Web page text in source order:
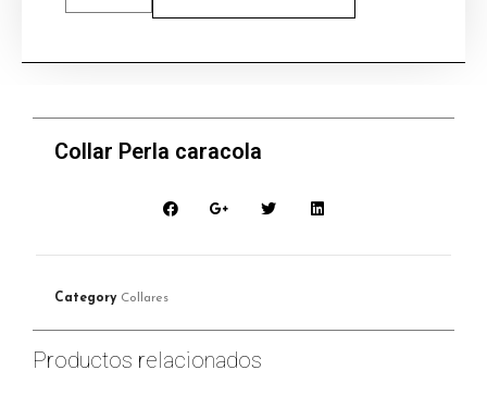
Collar Perla caracola
Category Collares
Productos relacionados